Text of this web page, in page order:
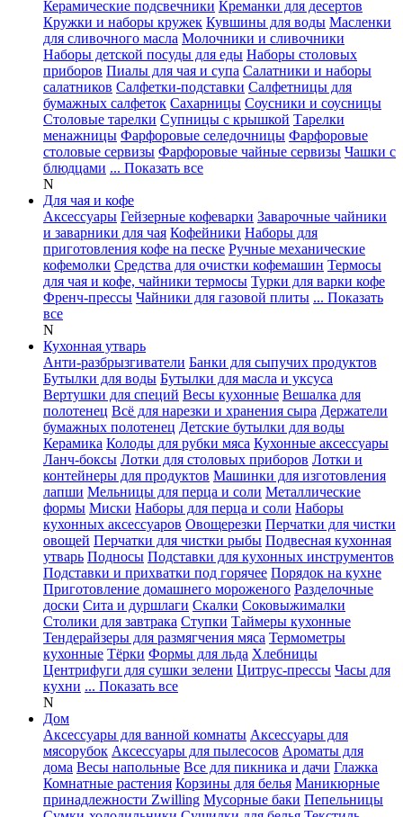
Керамические подсвечники Креманки для десертов
Кружки и наборы кружек Кувшины для воды Масленки
для сливочного масла Молочники и сливочники
Наборы детской посуды для еды Наборы столовых
приборов Пиалы для чая и супа Салатники и наборы
салатников Салфетки-подставки Салфетницы для
бумажных салфеток Сахарницы Соусники и соусницы
Столовые тарелки Супницы с крышкой Тарелки
менажницы Фарфоровые селедочницы Фарфоровые
столовые сервизы Фарфоровые чайные сервизы Чашки с
блюдцами ... Показать все
N
Для чая и кофе
Аксессуары Гейзерные кофеварки Заварочные чайники
и заварники для чая Кофейники Наборы для
приготовления кофе на песке Ручные механические
кофемолки Средства для очистки кофемашин Термосы
для чая и кофе, чайники термосы Турки для варки кофе
Френч-прессы Чайники для газовой плиты ... Показать
все
N
Кухонная утварь
Анти-разбрызгиватели Банки для сыпучих продуктов
Бутылки для воды Бутылки для масла и уксуса
Вертушки для специй Весы кухонные Вешалка для
полотенец Всё для нарезки и хранения сыра Держатели
бумажных полотенец Детские бутылки для воды
Керамика Колоды для рубки мяса Кухонные аксессуары
Ланч-боксы Лотки для столовых приборов Лотки и
контейнеры для продуктов Машинки для изготовления
лапши Мельницы для перца и соли Металлические
формы Миски Наборы для перца и соли Наборы
кухонных аксессуаров Овощерезки Перчатки для чистки
овощей Перчатки для чистки рыбы Подвесная кухонная
утварь Подносы Подставки для кухонных инструментов
Подставки и прихватки под горячее Порядок на кухне
Приготовление домашнего мороженого Разделочные
доски Сита и дуршлаги Скалки Соковыжималки
Столики для завтрака Ступки Таймеры кухонные
Тендерайзеры для размягчения мяса Термометры
кухонные Тёрки Формы для льда Хлебницы
Центрифуги для сушки зелени Цитрус-прессы Часы для
кухни ... Показать все
N
Дом
Аксессуары для ванной комнаты Аксессуары для
мясорубок Аксессуары для пылесосов Ароматы для
дома Весы напольные Все для пикника и дачи Глажка
Комнатные растения Корзины для белья Маникюрные
принадлежности Zwilling Мусорные баки Пепельницы